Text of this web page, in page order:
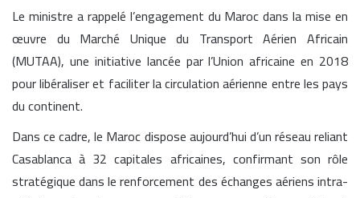
Le ministre a rappelé l’engagement du Maroc dans la mise en
œuvre du Marché Unique du Transport Aérien Africain
(MUTAA), une initiative lancée par l’Union africaine en 2018
pour libéraliser et faciliter la circulation aérienne entre les pays
du continent.
Dans ce cadre, le Maroc dispose aujourd’hui d’un réseau reliant
Casablanca à 32 capitales africaines, confirmant son rôle
stratégique dans le renforcement des échanges aériens intra-